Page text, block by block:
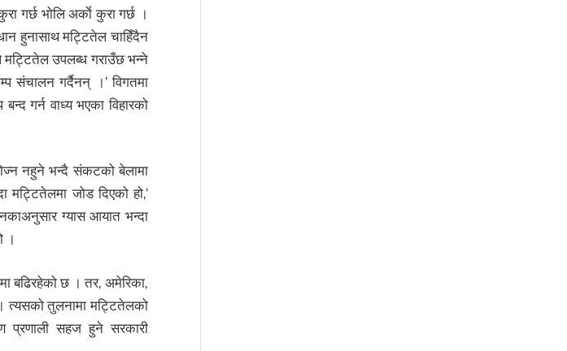
गर्छ भोलि अर्काे कुरा गर्छ ।
हुनासाथ मट्टितेल चाहिँदैन
मट्टितेल उपलब्ध गराउँछ भन्ने
संचालन गर्दैनन् ।’ विगतमा
गर्न वाध्य भएका विहारको
नहुने भन्दै संकटको बेलामा
मट्टितेलमा जोड दिएको हो,’
ग्यास आयात भन्दा
।
बढिरहेको छ । तर, अमेरिका,
त्यसको तुलनामा मट्टितेलको
प्रणाली सहज हुने सरकारी